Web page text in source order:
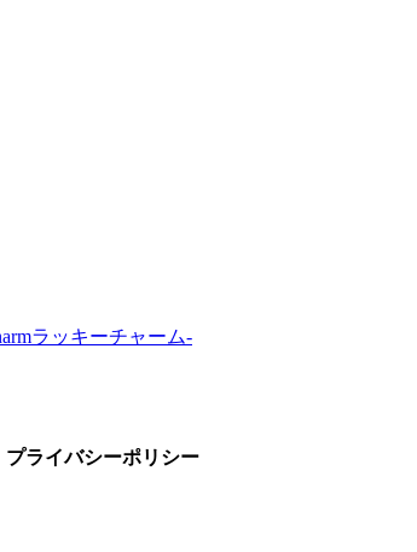
ラッキーチャーム-
プライバシーポリシー